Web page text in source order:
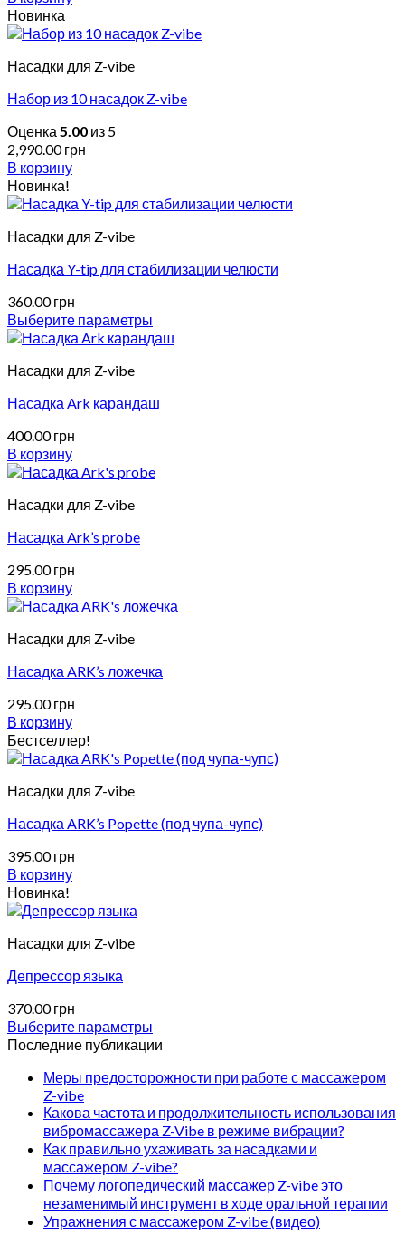
Новинка
Насадки для Z-vibe
Набор из 10 насадок Z-vibe
Оценка 5.00 из 5
2,990.00грн
В корзину
Новинка!
Насадки для Z-vibe
Насадка Y-tip для стабилизации челюсти
360.00грн
Выберите параметры
Этот
имеет
вариаций.
Опции
можно
выбрать
на
странице
товара.
Насадки для Z-vibe
Насадка Ark карандаш
400.00грн
В корзину
Насадки для Z-vibe
Насадка Ark’s probe
295.00грн
В корзину
Насадки для Z-vibe
Насадка ARK’s ложечка
295.00грн
В корзину
Бестселлер!
Насадки для Z-vibe
Насадка ARK’s Popette (под чупа-чупс)
395.00грн
В корзину
Новинка!
Насадки для Z-vibe
Депрессор языка
370.00грн
Выберите параметры
Этот
имеет
несколько
вариаций.
Опции
можно
выбрать
странице
товара.
Последние публикации
Меры предосторожности при работе с массажером
Z-vibe
Какова частота и продолжительность использования
вибромассажера Z-Vibe в режиме вибрации?
Как правильно ухаживать за насадками и
массажером Z-vibe?
Почему логопедический массажер Z-vibe это
незаменимый инструмент в ходе оральной терапии
Упражнения с массажером Z-vibe (видео)